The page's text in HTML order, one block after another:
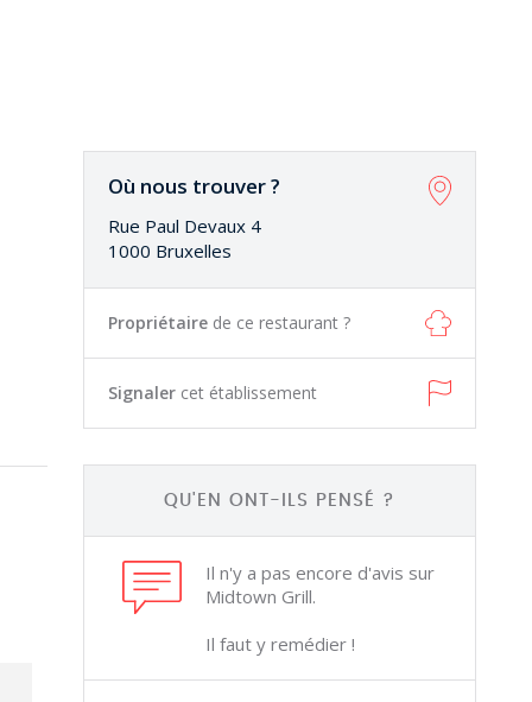
Où nous trouver ?
Rue Paul Devaux 4
1000 Bruxelles
Propriétaire de ce restaurant ?
Signaler cet établissement
QU'EN ONT-ILS PENSÉ ?
Il n'y a pas encore d'avis sur
Midtown Grill.
Il faut y remédier !